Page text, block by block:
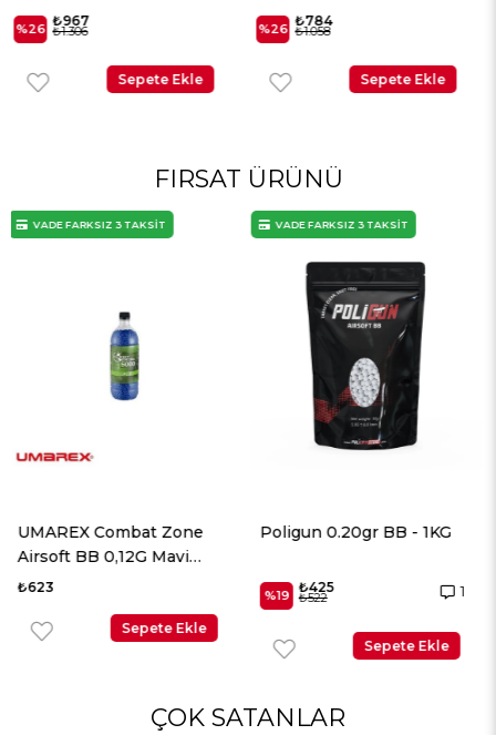
%26 ₺784
₺1.058
Sepete Ekle
%26 ₺636
₺859
Sepete Ekle
FIRSAT ÜRÜNÜ
Poligun 0.20gr BB - 1KG
%19
Sepete Ekle
VADE FARKSIZ 3 TAKSİT
UMAREX Elite Force
2700 Adet
₺498
Sepete Ekle
VADE FARKSIZ 3 TAKSİT
ÇOK SATANLAR